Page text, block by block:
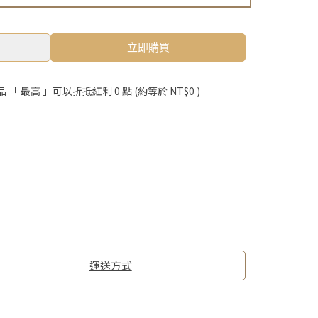
立即購買
「 最高 」可以折抵紅利 0 點 (約等於 NT$0 )
運送方式